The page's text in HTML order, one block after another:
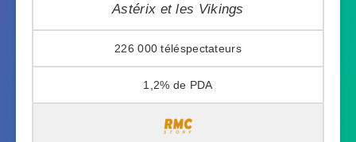
Astérix et les Vikings
226 000
1,2%